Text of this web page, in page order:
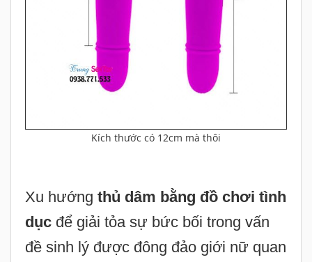
Kích thước có 12cm mà thôi
Xu hướng thủ dâm bằng đồ chơi tình
dục để giải tỏa sự bức bối trong vấn
đề sinh lý được đông đảo giới nữ quan